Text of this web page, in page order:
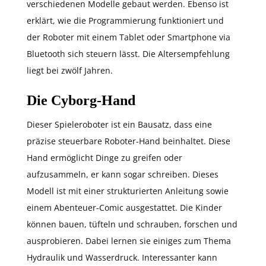
verschiedenen Modelle gebaut werden. Ebenso ist
erklärt, wie die Programmierung funktioniert und
der Roboter mit einem Tablet oder Smartphone via
Bluetooth sich steuern lässt. Die Altersempfehlung
liegt bei zwölf Jahren.
Die Cyborg-Hand
Dieser Spieleroboter ist ein Bausatz, dass eine
präzise steuerbare Roboter-Hand beinhaltet. Diese
Hand ermöglicht Dinge zu greifen oder
aufzusammeln, er kann sogar schreiben. Dieses
Modell ist mit einer strukturierten Anleitung sowie
einem Abenteuer-Comic ausgestattet. Die Kinder
können bauen, tüfteln und schrauben, forschen und
ausprobieren. Dabei lernen sie einiges zum Thema
Hydraulik und Wasserdruck. Interessanter kann